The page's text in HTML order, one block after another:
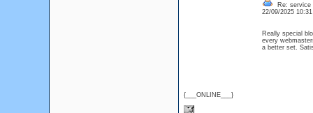
{___ONLINE___}
Re: service
22/09/2025
Really special
every
a better set.